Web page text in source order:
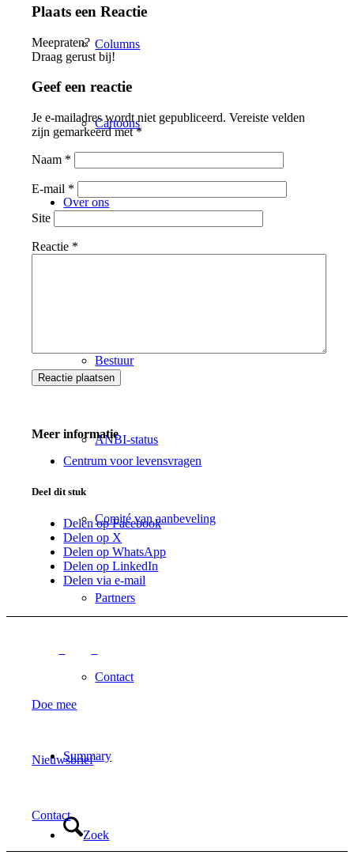
Columns
Cartoons
Over ons
Bestuur
ANBI-status
Comité van aanbeveling
Partners
Contact
Summary
Zoek
Plaats een Reactie
Meepraten?
Draag gerust bij!
Geef een reactie
Je e-mailadres wordt niet gepubliceerd. Vereiste velden
zijn gemarkeerd met*
Naam *
E-mail *
Site
Reactie *
Meer informatie
Centrum voor levensvragen
Deel dit stuk
Delen op Facebook
Delen op X
Delen op WhatsApp
Delen op LinkedIn
Delen via e-mail
Doe mee
Nieuwsbrief
Contact